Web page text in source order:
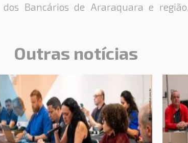
Bancários de Araraquara e
Outras notícias